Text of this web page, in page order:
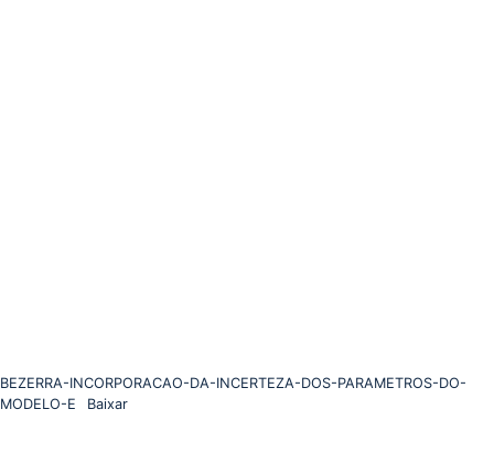
BEZERRA-INCORPORACAO-DA-INCERTEZA-DOS-PARAMETROS-DO-
MODELO-E
Baixar